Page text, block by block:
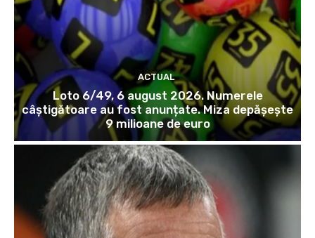
ACTUAL
Loto 6/49, 6 august 2026. Numerele
câștigătoare au fost anunțate. Miza depășește
9 milioane de euro